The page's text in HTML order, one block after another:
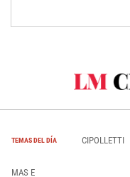
TEMAS DEL DÍA CIPOLLETTI
MAS E